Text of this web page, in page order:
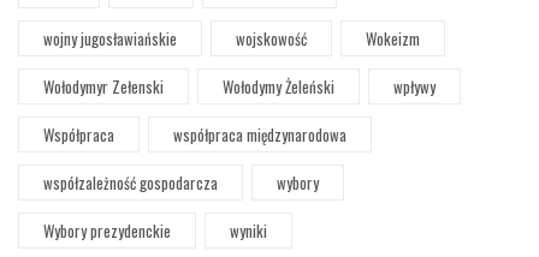
wojny jugosławiańskie
wojskowość
Wokeizm
Wołodymyr Zełenski
Wołodymy Żeleński
wpływy
Współpraca
współpraca międzynarodowa
współzależność gospodarcza
wybory
Wybory prezydenckie
wyniki